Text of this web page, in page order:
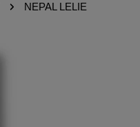
NEPAL LELIE